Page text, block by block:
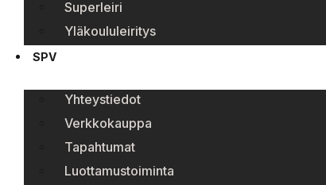
Superleiri
Yläkoululeiritys
SPV
Yhteystiedot
Verkkokauppa
Tapahtumat
Luottamustoiminta